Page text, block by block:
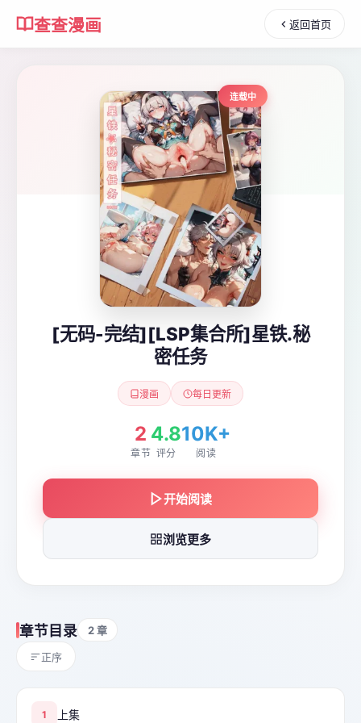
查查漫画 返回首页
连载中
[无码-完结][LSP集合所]星铁.秘
密任务
漫画 每日更新
2
章节
4.8
评分
10K+
阅读
开始阅读
浏览更多
章节目录 2 章
正序
1 上集